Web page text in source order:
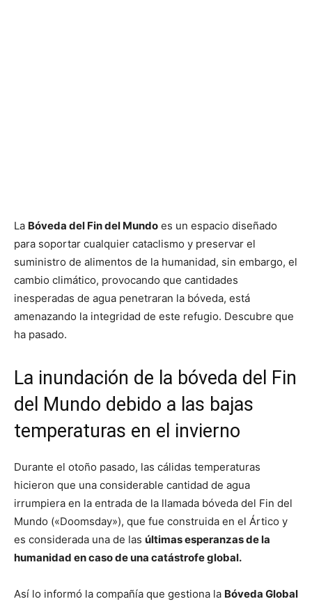
La Bóveda del Fin del Mundo es un espacio diseñado
para soportar cualquier cataclismo y preservar el
suministro de alimentos de la humanidad, sin embargo, el
cambio climático, provocando que cantidades
inesperadas de agua penetraran la bóveda, está
amenazando la integridad de este refugio. Descubre que
ha pasado.
La inundación de la bóveda del Fin
del Mundo debido a las bajas
temperaturas en el invierno
Durante el otoño pasado, las cálidas temperaturas
hicieron que una considerable cantidad de agua
irrumpiera en la entrada de la llamada bóveda del Fin del
Mundo («Doomsday»), que fue construida en el Ártico y
es considerada una de las últimas esperanzas de la
humanidad en caso de una catástrofe global.
Así lo informó la compañía que gestiona la Bóveda Global